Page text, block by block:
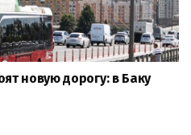
новую дорогу: в Баку